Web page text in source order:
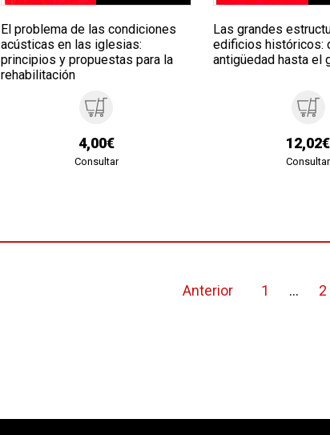
El problema de las condiciones
acústicas en las iglesias:
principios y propuestas para la
rehabilitación
4,00€
Consultar
Las grandes
edificios históricos:
antigüedad hasta el
12,02€
Consultar
Anterior 1 ... 2